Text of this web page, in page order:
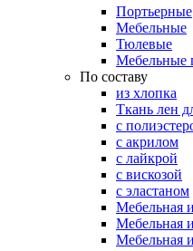
Портьерные
Мебельные
Тюлевые
Мебельные
По составу
из хлопка
Ткань лен
с
с акрилом
с лайкрой
с вискозой
с эластаном
Мебельная
Мебельная
Мебельная